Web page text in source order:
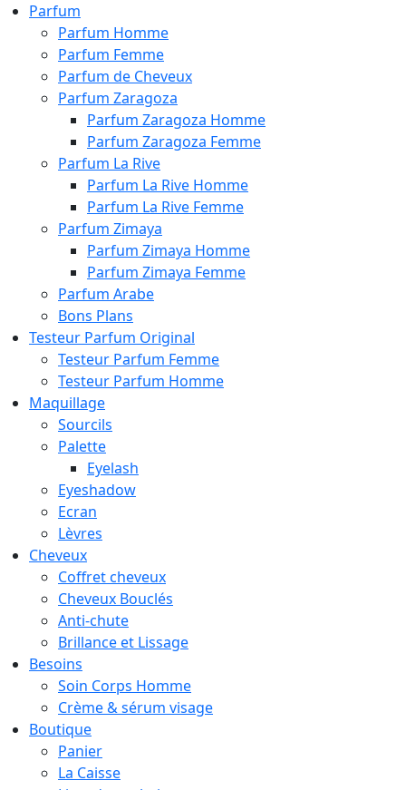
Parfum
Parfum Homme
Parfum Femme
Parfum de Cheveux
Parfum Zaragoza
Parfum Zaragoza Homme
Parfum Zaragoza Femme
Parfum La Rive
Parfum La Rive Homme
Parfum La Rive Femme
Parfum Zimaya
Parfum Zimaya Homme
Parfum Zimaya Femme
Parfum Arabe
Bons Plans
Testeur Parfum Original
Testeur Parfum Femme
Testeur Parfum Homme
Maquillage
Sourcils
Palette
Eyelash
Eyeshadow
Ecran
Lèvres
Cheveux
Coffret cheveux
Cheveux Bouclés
Anti-chute
Brillance et Lissage
Besoins
Soin Corps Homme
Crème & sérum visage
Boutique
Panier
La Caisse